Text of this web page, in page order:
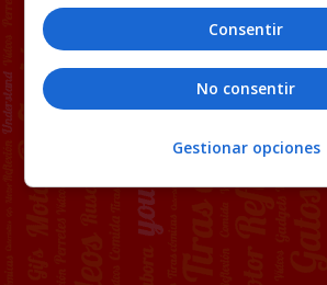
Consentir
No consentir
Gestionar opciones